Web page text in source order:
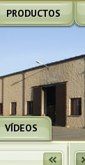
PRODUCTOS
VÍDEOS